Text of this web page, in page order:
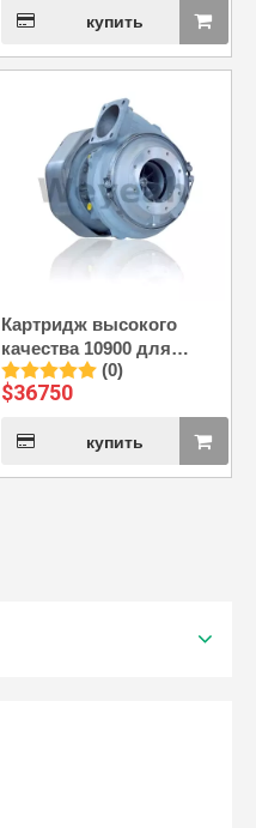
купить
Картридж высокого
качества 10900 для
турбокомпрессора ABB
A140-H65
(0)
$36750
купить